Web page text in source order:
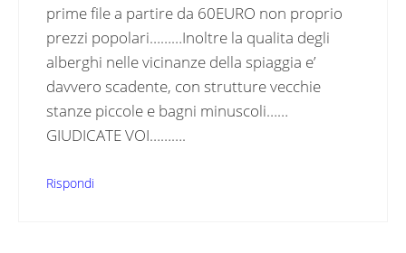
prime file a partire da 60EURO non proprio
prezzi popolari………Inoltre la qualita degli
alberghi nelle vicinanze della spiaggia e’
davvero scadente, con strutture vecchie
stanze piccole e bagni minuscoli……
GIUDICATE VOI……….
Rispondi